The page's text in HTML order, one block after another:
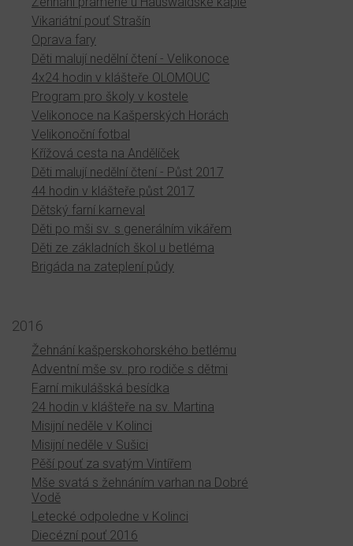
Vikariátní pouť Strašín
Oprava fary
Děti malují nedělní čtení - Velikonoce
4x24 hodin v klášteře OLOMOUC
Program pro školy v kostele
Velikonoce na Kašperských Horách
Velikonoční fotbal
Křížová cesta na Andělíček
Děti malují nedělní čtení - Půst 2017
44 hodin v klášteře půst 2017
Dětský farní karneval
Děti po mši sv. s generálním vikářem
Děti ze základních škol u betléma
Brigáda na zateplení půdy
2016
Žehnání kašperskohorského betlému
Adventní mše sv. pro rodiče s dětmi
Farní mikulášská besídka
24 hodin v klášteře na sv. Martina
Misijní neděle v Kolinci
Misijní neděle v Sušici
Pěší pouť za svatým Vintířem
Mše svatá s žehnáním varhan na Dobré
Vodě
Letecké odpoledne v Kolinci
Diecézní pouť 2016